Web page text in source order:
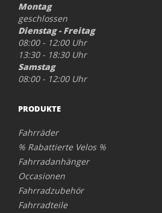
Montag
geschlossen
Dienstag - Freitag
08:00 - 12:00 Uhr
13:30 - 18:30 Uhr
Samstag
08:00 - 12:00 Uhr
PRODUKTE
Fahrräder
% Rabattierte Velos %
Fahrradanhänger
Occasionen
Fahrradzubehör
Fahrradteile